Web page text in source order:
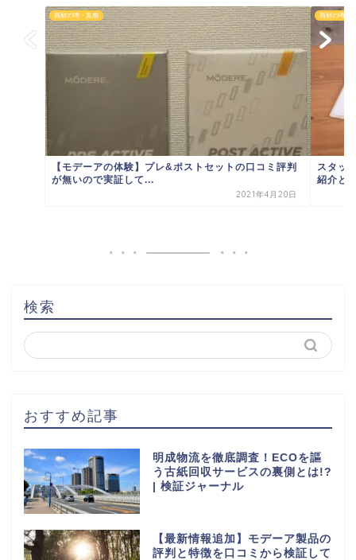
商材の噂・真相
【モデーアの体験】プレ&ポストセットの口コミ評判
が無いので実証して...
2021年4月20日
商材の噂・
スタッ
紹介と
検索
おすすめ記事
明成物流を徹底調査！ECOを謳
う古紙回収サービスの裏側とは!?
| 検証ジャーナル
【最新情報追加】モデーア製品の
評判と特徴を口コミから検証して